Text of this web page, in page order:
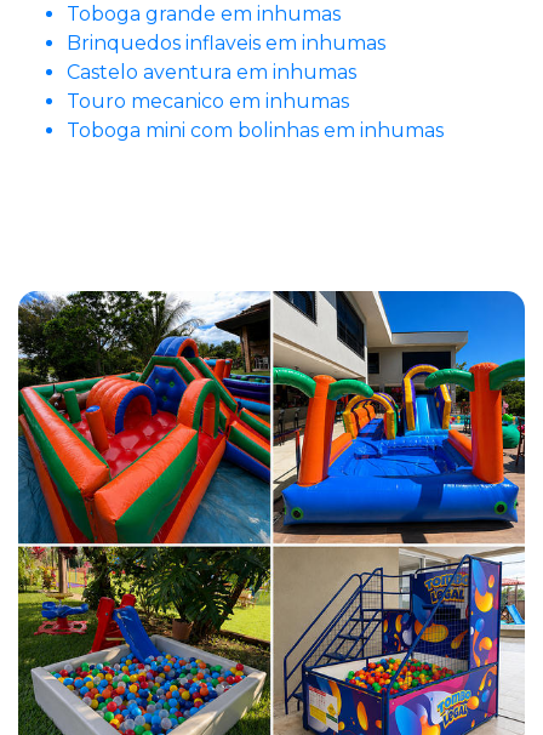
Toboga grande em inhumas
Brinquedos inflaveis em inhumas
Castelo aventura em inhumas
Touro mecanico em inhumas
Toboga mini com bolinhas em inhumas